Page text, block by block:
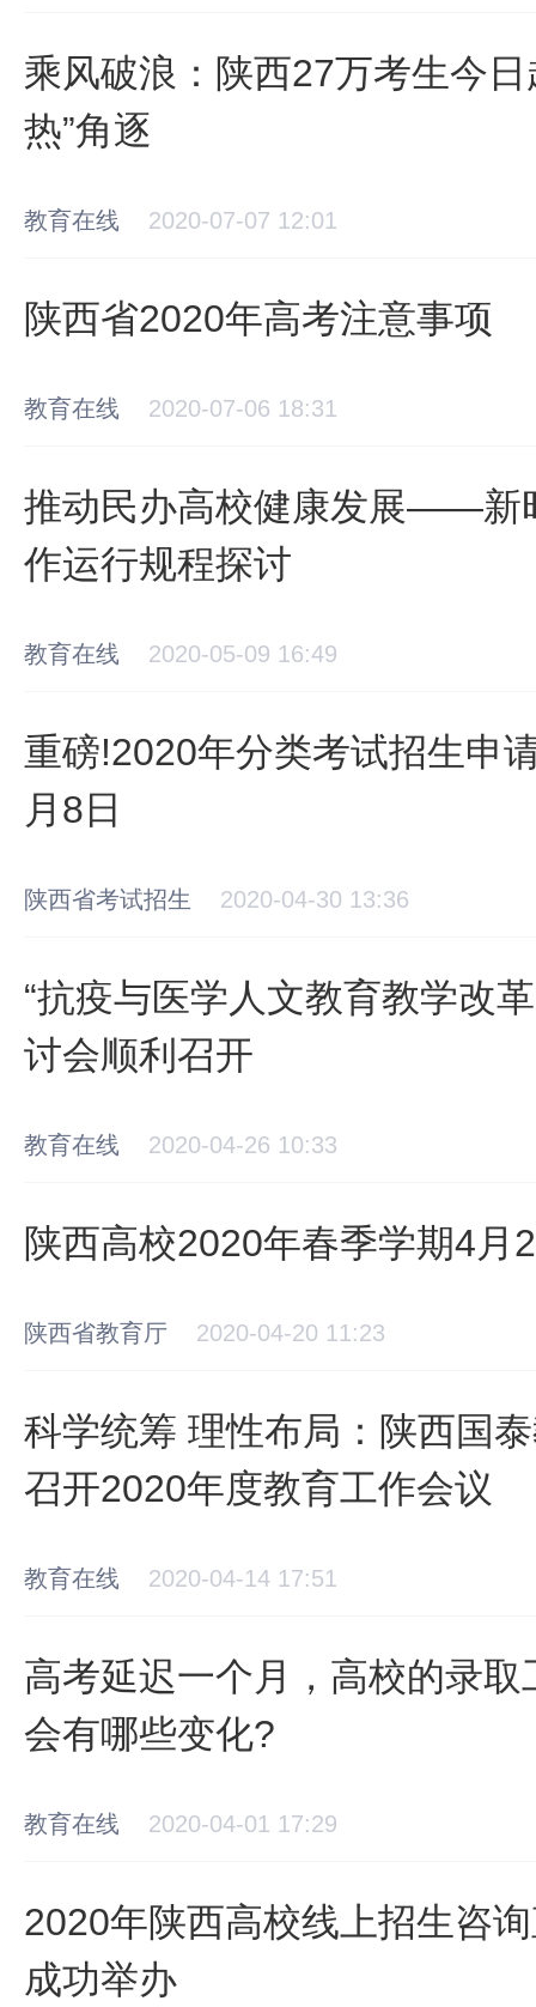
乘风破浪：陕西27万考生今
热”角逐
教育在线 2020-07-07 12:01
陕西省2020年高考注意事项
教育在线 2020-07-06 18:31
推动民办高校健康发展——新
作运行规程探讨
教育在线 2020-05-09 16:49
重磅!2020年分类考试招生申
月8日
陕西省考试招生 2020-04-30 13:36
“抗疫与医学人文教育教学改
讨会顺利召开
教育在线 2020-04-26 10:33
陕西高校2020年春季学期4月
陕西省教育厅 2020-04-20 11:23
科学统筹 理性布局：陕西国
召开2020年度教育工作会议
教育在线 2020-04-14 17:51
高考延迟一个月，高校的录
会有哪些变化?
教育在线 2020-04-01 17:29
2020年陕西高校线上招生咨
成功举办